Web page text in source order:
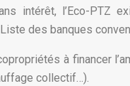
intérêt, l’Eco-PTZ
des banques
à financer
collectif…).